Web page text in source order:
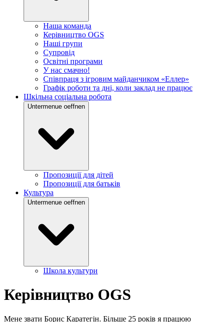
Наша команда
Керівництво OGS
Наші групи
Супровід
Освітні програми
У нас смачно!
Співпраця з ігровим майданчиком «Еллер»
Графік роботи та дні, коли заклад не працює
Шкільна соціальна робота
Untermenue oeffnen
Пропозиції для дітей
Пропозиції для батьків
Культура
Untermenue oeffnen
Школа культури
Керівництво OGS
Мене звати Борис Каратегін. Більше 25 років я працюю